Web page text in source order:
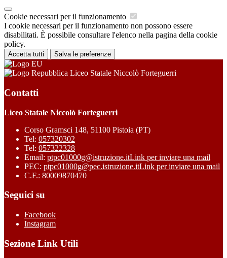
Cookie necessari per il funzionamento
I cookie necessari per il funzionamento non possono essere
disabilitati. È possibile consultare l'elenco nella pagina della cookie
policy.
Accetta tutti Salva le preferenze
Liceo Statale Niccolò Forteguerri
Contatti
Liceo Statale Niccolò Forteguerri
Corso Gramsci 148, 51100 Pistoia (PT)
Tel: 057320302
Tel: 057322328
Email: ptpc01000g@istruzione.itLink per inviare una mail
PEC: ptpc01000g@pec.istruzione.itLink per inviare una mail
C.F.: 80009870470
Seguici su
Facebook
Instagram
Sezione Link Utili